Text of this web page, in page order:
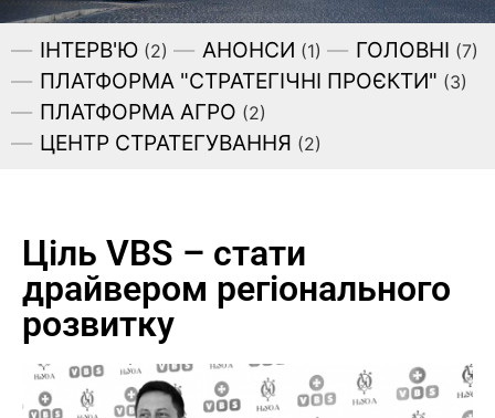
ІНТЕРВ'Ю (2) АНОНСИ (1) ГОЛОВНІ (7)
ПЛАТФОРМА "СТРАТЕГІЧНІ ПРОЄКТИ" (3)
ПЛАТФОРМА АГРО (2)
ЦЕНТР СТРАТЕГУВАННЯ (2)
Ціль VBS – стати
драйвером регіонального
розвитку